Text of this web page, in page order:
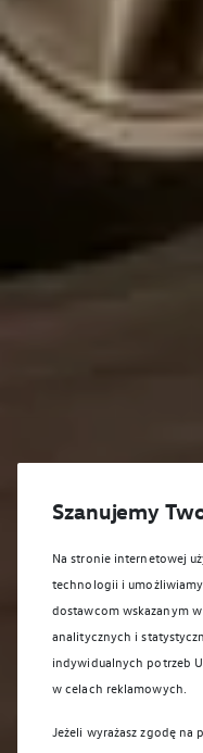
Szanujemy
Na stronie internetowej
technologii i
dostawcom wskazanym
analitycznych i
indywidualnych potrzeb
w celach reklamowych.
Jeżeli wyrażasz zgodę na